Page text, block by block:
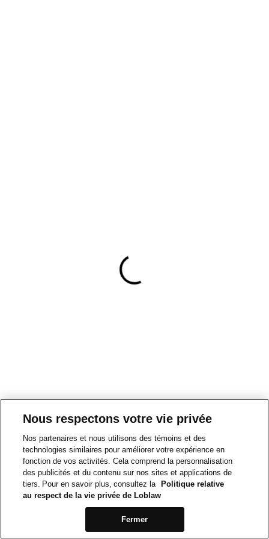
Nous respectons votre vie privée
Nos partenaires et nous utilisons des témoins et des
technologies similaires pour améliorer votre expérience en
fonction de vos activités. Cela comprend la personnalisation
des publicités et du contenu sur nos sites et applications de
tiers. Pour en savoir plus, consultez la
Politique relative
au respect de la vie privée de Loblaw
Fermer